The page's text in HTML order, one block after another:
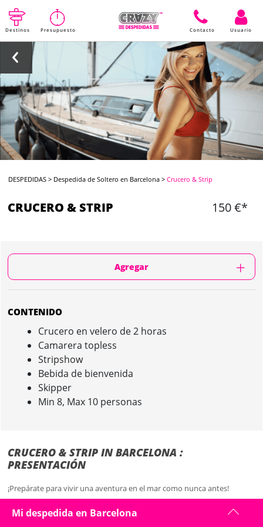
Destinos Presupuesto Contacto Usuario
DESPEDIDAS > Despedida de Soltero en Barcelona >Crucero & Strip
CRUCERO & STRIP 150 €*
Agregar
CONTENIDO
Crucero en velero de 2 horas
Camarera topless
Stripshow
Bebida de bienvenida
Skipper
Min 8, Max 10 personas
CRUCERO & STRIP IN BARCELONA :
PRESENTACIÓN
¡Prepárate para vivir una aventura en el mar como nunca antes!
Surca las aguas brillantes de Barcelona, con el sol acariciándote la piel,
la brisa marina en el rostro y toda la magia del Mediterráneo a tu
Mi despedida en Barcelona